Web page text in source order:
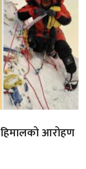
आरोहण